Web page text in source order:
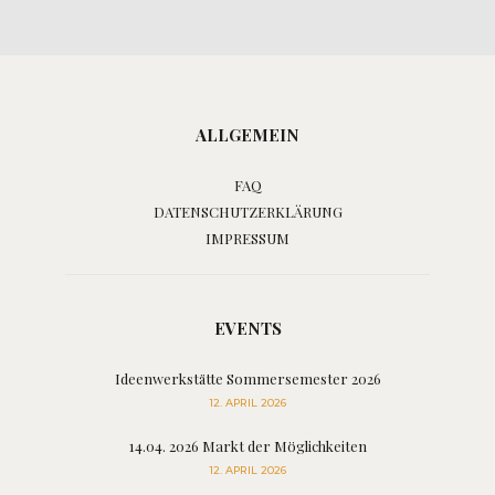
ALLGEMEIN
FAQ
DATENSCHUTZERKLÄRUNG
IMPRESSUM
EVENTS
Ideenwerkstätte Sommersemester 2026
12. APRIL 2026
14.04. 2026 Markt der Möglichkeiten
12. APRIL 2026